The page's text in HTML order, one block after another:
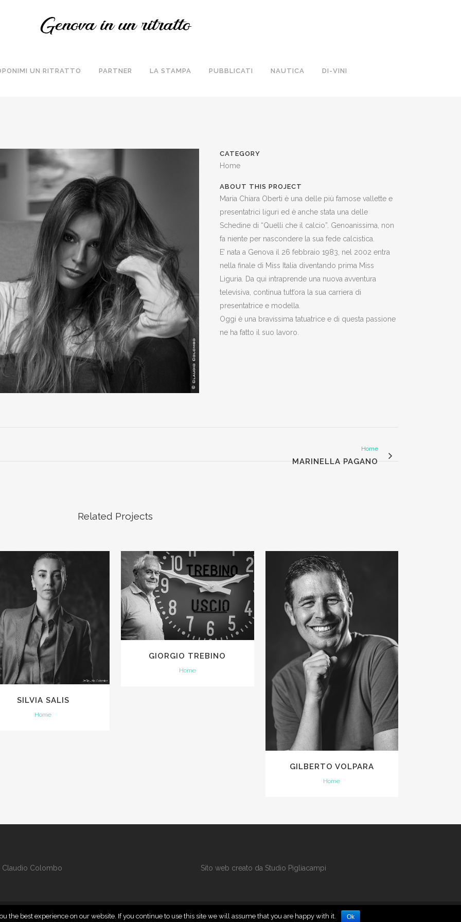
UN RITRATTO PARTNER LA STAMPA PUBBLICATI NAUTICA DI-VINI
CATEGORY
Home
ABOUT THIS PROJECT
Maria Chiara Oberti è una delle più famose vallette e
presentatrici liguri ed è anche stata una delle
Schedine di “Quelli che il calcio”. Genoanissima, non
fa niente per nascondere la sua fede calcistica.
E’ nata a Genova il 26 febbraio 1983, nel 2002 entra
nella finale di Miss Italia diventando prima Miss
Liguria. Da qui intraprende una nuova avventura
televisiva, continua tutt’ora la sua carriera di
presentatrice e modella.
Oggi è una bravissima tatuatrice e di questa passione
ne ha fatto il suo lavoro.
Home
MARINELLA PAGANO
Related Projects
VIEW
SILVIA SALIS
Home
GIORGIO TREBINO
Home
VIEW
GILBERTO VOLPARA
Home
Claudio Colombo Sito web creato da Studio Pigliacampi
the best experience on our website. If you continue to use this site we will assume that you are happy with it. Ok